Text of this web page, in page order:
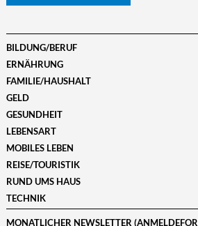
BILDUNG/BERUF
ERNÄHRUNG
FAMILIE/HAUSHALT
GELD
GESUNDHEIT
LEBENSART
MOBILES LEBEN
REISE/TOURISTIK
RUND UMS HAUS
TECHNIK
MONATLICHER NEWSLETTER